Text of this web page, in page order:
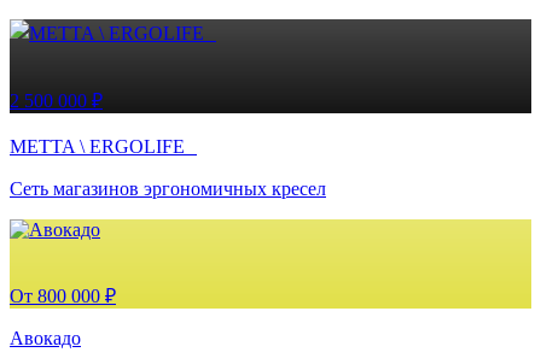
2 500 000 ₽
METTA \ ERGOLIFE
Сеть магазинов эргономичных кресел
От 800 000 ₽
Авокадо